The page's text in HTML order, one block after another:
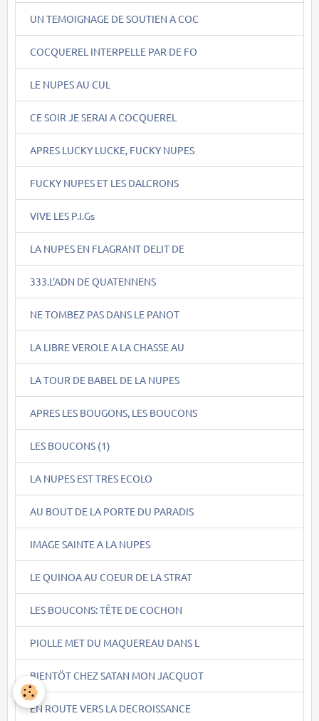
UN TEMOIGNAGE DE SOUTIEN A COC
COCQUEREL INTERPELLE PAR DE FO
LE NUPES AU CUL
CE SOIR JE SERAI A COCQUEREL
APRES LUCKY LUCKE, FUCKY NUPES
FUCKY NUPES ET LES DALCRONS
VIVE LES P.I.Gs
LA NUPES EN FLAGRANT DELIT DE
333.L'ADN DE QUATENNENS
NE TOMBEZ PAS DANS LE PANOT
LA LIBRE VEROLE A LA CHASSE AU
LA TOUR DE BABEL DE LA NUPES
APRES LES BOUGONS, LES BOUCONS
LES BOUCONS (1)
LA NUPES EST TRES ECOLO
AU BOUT DE LA PORTE DU PARADIS
IMAGE SAINTE A LA NUPES
LE QUINOA AU COEUR DE LA STRAT
LES BOUCONS: TÊTE DE COCHON
PIOLLE MET DU MAQUEREAU DANS L
BIENTÖT CHEZ SATAN MON JACQUOT
EN ROUTE VERS LA DECROISSANCE